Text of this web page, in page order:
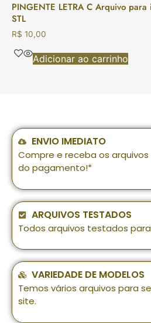
PINGENTE LETRA C Arquivo
STL
R$ 10,00
Adicionar ao carrinho
ENVIO IMEDIATO
Compre e receba os
do pagamento!*
ARQUIVOS TESTADOS
Todos arquivos testados
VARIEDADE DE MODELOS
Temos vários arquivos para
site.